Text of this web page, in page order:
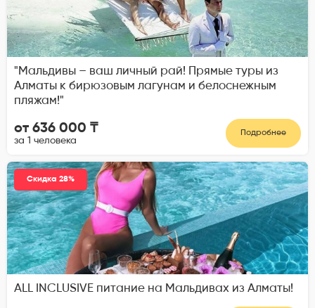
"Мальдивы – ваш личный рай! Прямые туры из
Алматы к бирюзовым лагунам и белоснежным
пляжам!"
от 636 000 ₸
за 1 человека
Подробнее
Скидка 28%
ALL INCLUSIVE питание на Мальдивах из Алматы!